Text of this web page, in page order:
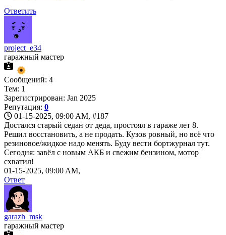
Ответить
project_e34
гаражный мастер
Сообщений: 4
Тем: 1
Зарегистрирован: Jan 2025
Репутация: 0
01-15-2025, 09:00 AM, #187
Достался старый седан от деда, простоял в гараже лет 8.
Решил восстановить, а не продать. Кузов ровный, но всё что
резиновое/жидкое надо менять. Буду вести бортжурнал тут.
Сегодня: завёл с новым АКБ и свежим бензином, мотор
схватил!
01-15-2025, 09:00 AM,
Ответ
garazh_msk
гаражный мастер